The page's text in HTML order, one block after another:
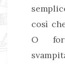
così
O